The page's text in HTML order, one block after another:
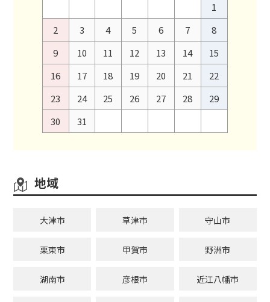
1
2
3 4 5 6 7
8
9
10 11 12 13 14
15
16
17 18 19 20 21
22
23
24 25 26 27 28
29
30
31
地域
大津市 草津市 守山市
栗東市 甲賀市 野洲市
湖南市 彦根市 近江八幡市